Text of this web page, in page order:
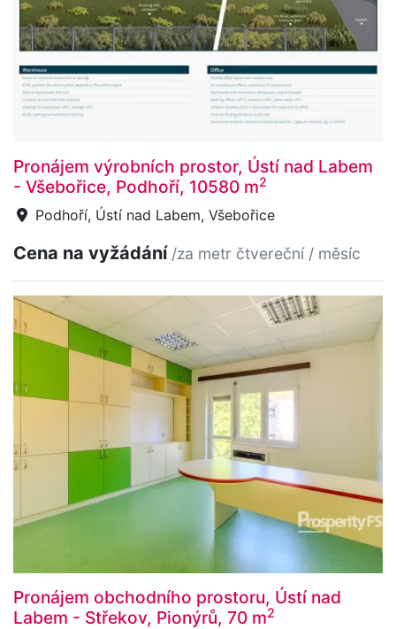
Pronájem výrobních prostor, Ústí nad Labem
- Všebořice, Podhoří, 10580 m2
Podhoří, Ústí nad Labem, Všebořice
Cena na vyžádání /za metr čtvereční / měsíc
Pronájem obchodního prostoru, Ústí nad
Labem - Střekov, Pionýrů, 70 m2